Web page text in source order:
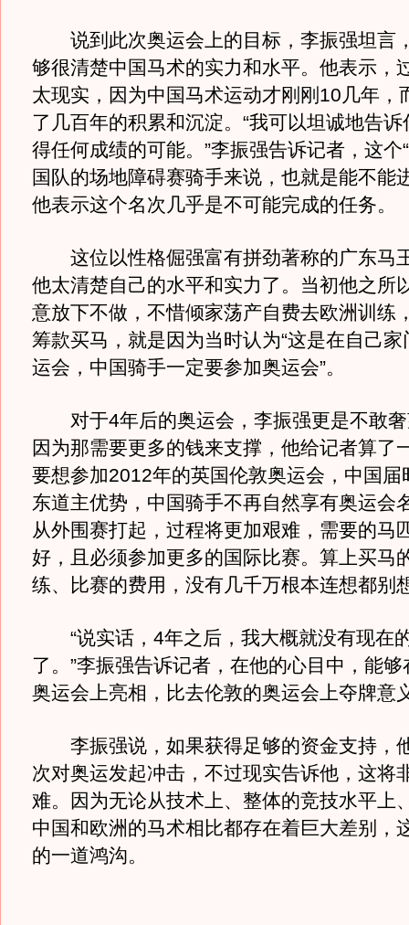
说到此次奥运会上的目标，李振强坦言
够很清楚中国马术的实力和水平。他表示，
太现实，因为中国马术运动才刚刚10几年，
了几百年的积累和沉淀。“我可以坦诚地告
得任何成绩的可能。”李振强告诉记者，这个
国队的场地障碍赛骑手来说，也就是能不能
他表示这个名次几乎是不可能完成的任务。
这位以性格倔强富有拼劲著称的广东马
他太清楚自己的水平和实力了。当初他之所
意放下不做，不惜倾家荡产自费去欧洲训练
筹款买马，就是因为当时认为“这是在自己
运会，中国骑手一定要参加奥运会”。
对于4年后的奥运会，李振强更是不敢奢
因为那需要更多的钱来支撑，他给记者算了
要想参加2012年的英国伦敦奥运会，中国届
东道主优势，中国骑手不再自然享有奥运会
从外围赛打起，过程将更加艰难，需要的马
好，且必须参加更多的国际比赛。算上买马
练、比赛的费用，没有几千万根本连想都别
“说实话，4年之后，我大概就没有现在
了。”李振强告诉记者，在他的心目中，能
奥运会上亮相，比去伦敦的奥运会上夺牌意
李振强说，如果获得足够的资金支持，
次对奥运发起冲击，不过现实告诉他，这将
难。因为无论从技术上、整体的竞技水平上
中国和欧洲的马术相比都存在着巨大差别，
的一道鸿沟。